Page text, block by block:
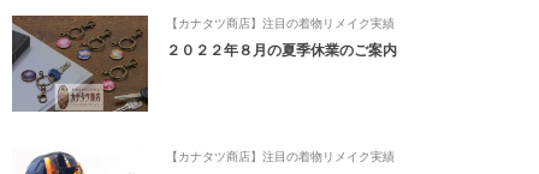
【カナタツ商店】注目の着物リメイク実績
２０２２年８月の夏季休業のご案内
【カナタツ商店】注目の着物リメイク実績